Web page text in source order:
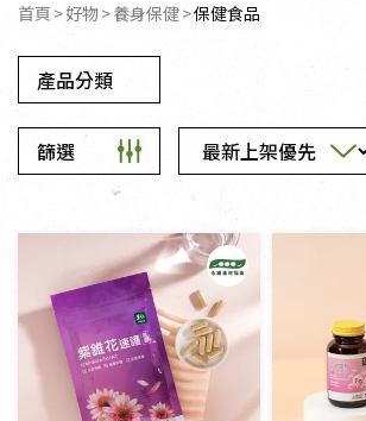
首頁 好物 養身保健 保健食品
產品分類
篩選
純素
奶素
常溫 冷凍
一般網購 門市販售